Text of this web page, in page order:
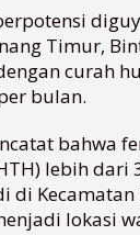
Timur,
curah
bulan.
bahwa
lebih dari
di
lokasi